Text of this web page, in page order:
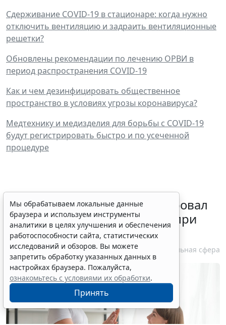
Сдерживание COVID-19 в стационаре: когда нужно
отключить вентиляцию и задраить вентиляционные
решетки?
Обновлены рекомендации по лечению ОРВИ в
период распространения COVID-19
Как и чем дезинфицировать общественное
пространство в условиях угрозы коронавируса?
Медтехнику и медизделия для борьбы с COVID-19
будут регистрировать быстро и по усеченной
процедуре
Минздрав России актуализировал
стандарт медпомощи детям при
болезни Гоше
7 августа 2026 15:34 Социальная сфера
Мы обрабатываем локальные данные
браузера и используем инструменты
аналитики в целях улучшения и обеспечения
работоспособности сайта, статистических
исследований и обзоров. Вы можете
запретить обработку указанных данных в
настройках браузера. Пожалуйста,
ознакомьтесь с условиями их обработки.
Принять